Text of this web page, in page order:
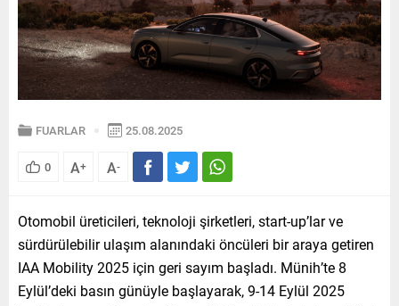
FUARLAR 25.08.2025
0 A+ A-
Otomobil üreticileri, teknoloji şirketleri, start-up’lar ve
sürdürülebilir ulaşım alanındaki öncüleri bir araya getiren
IAA Mobility 2025 için geri sayım başladı. Münih’te 8
Eylül’deki basın günüyle başlayarak, 9-14 Eylül 2025